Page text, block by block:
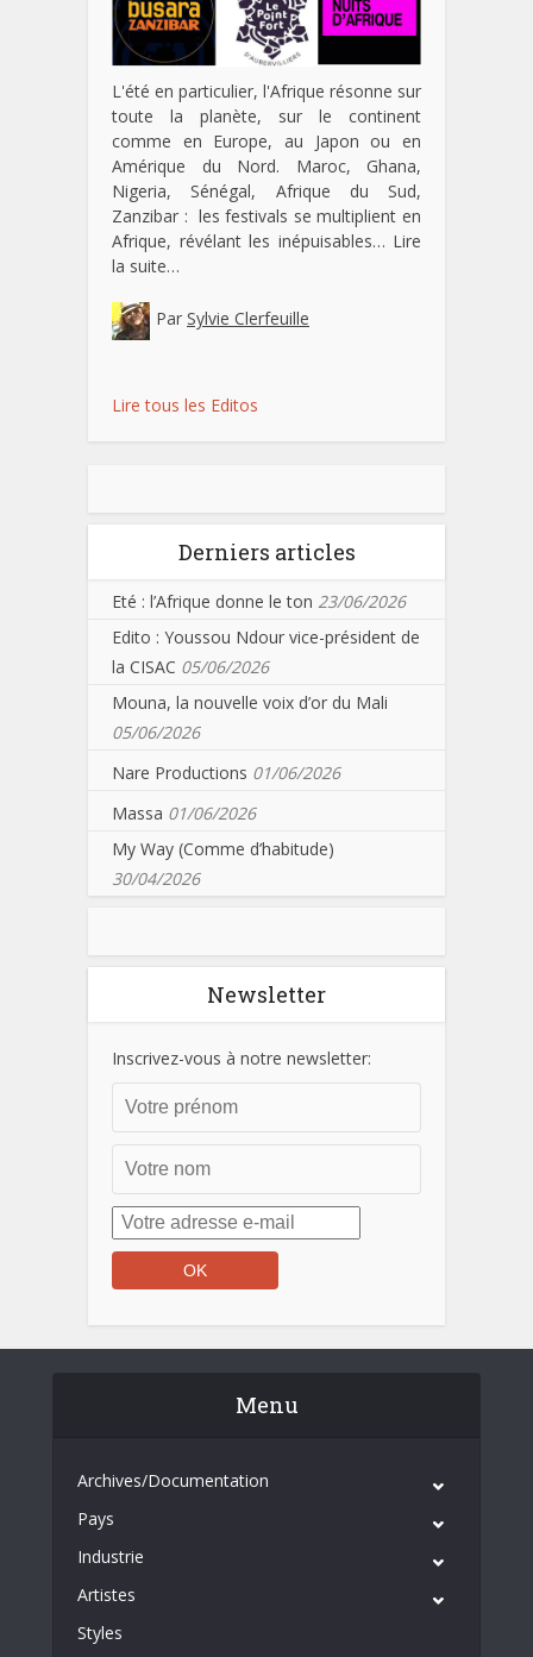
L'été en particulier, l'Afrique résonne sur
toute la planète, sur le continent
comme en Europe, au Japon ou en
Amérique du Nord. Maroc, Ghana,
Nigeria, Sénégal, Afrique du Sud,
Zanzibar : les festivals se multiplient en
Afrique, révélant les inépuisables… Lire
la suite…
Par Sylvie Clerfeuille
Lire tous les Editos
Derniers articles
Eté : l’Afrique donne le ton 23/06/2026
Edito : Youssou Ndour vice-président de
la CISAC 05/06/2026
Mouna, la nouvelle voix d’or du Mali
05/06/2026
Nare Productions 01/06/2026
Massa 01/06/2026
My Way (Comme d’habitude)
30/04/2026
Newsletter
Inscrivez-vous à notre newsletter:
Menu
Archives/Documentation
Pays
Industrie
Artistes
Styles